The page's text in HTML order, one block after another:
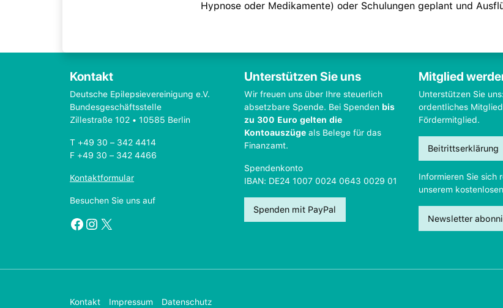
Hypnose oder Medikamente) oder Schulungen geplant und
Kontakt
Deutsche Epilepsievereinigung e.V.
Bundesgeschäftsstelle
Zillestraße 102 • 10585 Berlin
T +49 30 – 342 4414
F +49 30 – 342 4466
Kontaktformular
Besuchen Sie uns auf
Facebook
Instagram
X
Unterstützen Sie uns
Wir freuen uns über Ihre steuerlich
absetzbare Spende. Bei Spenden bis
zu 300 Euro gelten die
Kontoauszüge als Belege für das
Finanzamt.
Spendenkonto
IBAN: DE24 1007 0024 0643 0029 01
Spenden mit PayPal
Mitglied
Unterstützen Sie
ordentliches
Fördermitglied.
Beitrittserklärung
Informieren Sie sich
unserem
Newsletter
Kontakt Impressum Datenschutz